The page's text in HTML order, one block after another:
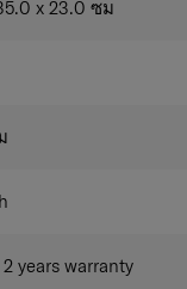
x 23.0 ซม
years warranty